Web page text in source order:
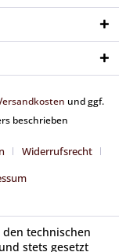
und ggf.
beschrieben
Widerrufsrecht
technischen
stets gesetzt